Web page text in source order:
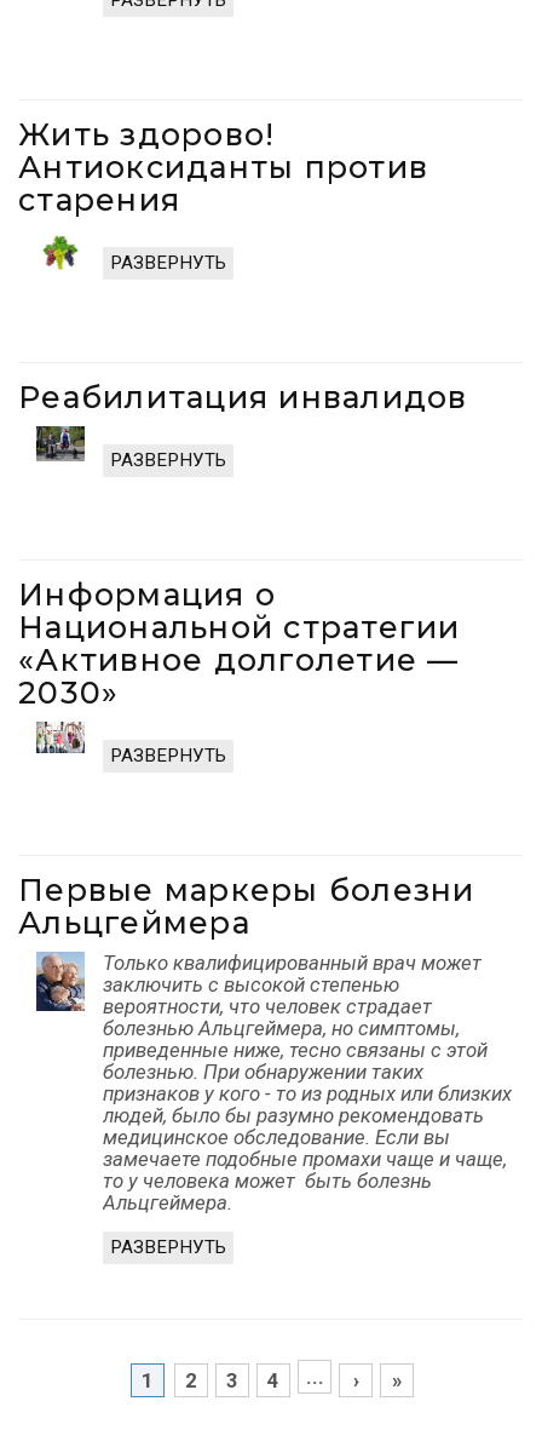
Жить здорово!
Антиоксиданты против
старения
РАЗВЕРНУТЬ
Реабилитация инвалидов
РАЗВЕРНУТЬ
Информация о
Национальной стратегии
«Активное долголетие —
2030»
РАЗВЕРНУТЬ
Первые маркеры болезни
Альцгеймера
Только квалифицированный врач может
заключить с высокой степенью
вероятности, что человек страдает
болезнью Альцгеймера, но симптомы,
приведенные ниже, тесно связаны с этой
болезнью. При обнаружении таких
признаков у кого - то из родных или близких
людей, было бы разумно рекомендовать
медицинское обследование. Если вы
замечаете подобные промахи чаще и чаще,
то у человека может быть болезнь
Альцгеймера.
РАЗВЕРНУТЬ
1 2 3 4 ... › »